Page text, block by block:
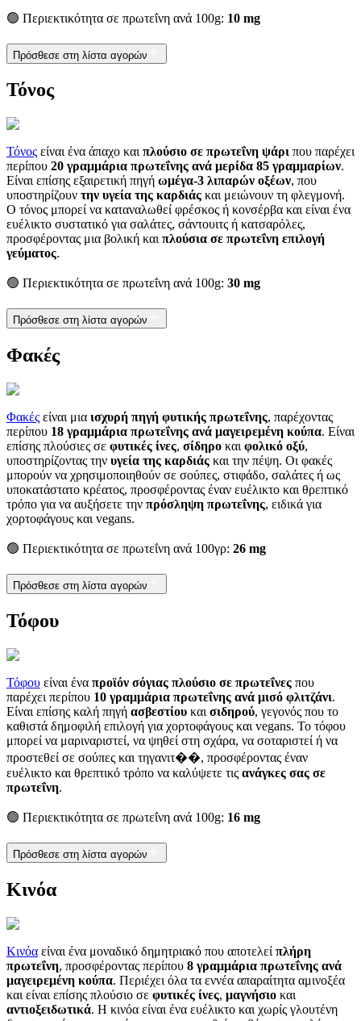
🟢 Περιεκτικότητα σε πρωτεΐνη ανά 100g: 10 mg
Πρόσθεσε στη λίστα αγορών
Τόνος
Τόνος είναι ένα άπαχο και πλούσιο σε πρωτεΐνη ψάρι που παρέχει
περίπου 20 γραμμάρια πρωτεΐνης ανά μερίδα 85 γραμμαρίων.
Είναι επίσης εξαιρετική πηγή ωμέγα-3 λιπαρών οξέων, που
υποστηρίζουν την υγεία της καρδιάς και μειώνουν τη φλεγμονή.
Ο τόνος μπορεί να καταναλωθεί φρέσκος ή κονσέρβα και είναι ένα
ευέλικτο συστατικό για σαλάτες, σάντουιτς ή κατσαρόλες,
προσφέροντας μια βολική και πλούσια σε πρωτεΐνη επιλογή
γεύματος.
🟢 Περιεκτικότητα σε πρωτεΐνη ανά 100g: 30 mg
Πρόσθεσε στη λίστα αγορών
Φακές
Φακές είναι μια ισχυρή πηγή φυτικής πρωτεΐνης, παρέχοντας
περίπου 18 γραμμάρια πρωτεΐνης ανά μαγειρεμένη κούπα. Είναι
επίσης πλούσιες σε φυτικές ίνες, σίδηρο και φολικό οξύ,
υποστηρίζοντας την υγεία της καρδιάς και την πέψη. Οι φακές
μπορούν να χρησιμοποιηθούν σε σούπες, στιφάδο, σαλάτες ή ως
υποκατάστατο κρέατος, προσφέροντας έναν ευέλικτο και θρεπτικό
τρόπο για να αυξήσετε την πρόσληψη πρωτεΐνης, ειδικά για
χορτοφάγους και vegans.
🟢 Περιεκτικότητα σε πρωτεΐνη ανά 100γρ: 26 mg
Πρόσθεσε στη λίστα αγορών
Τόφου
Τόφου είναι ένα προϊόν σόγιας πλούσιο σε πρωτεΐνες που
παρέχει περίπου 10 γραμμάρια πρωτεΐνης ανά μισό φλιτζάνι.
Είναι επίσης καλή πηγή ασβεστίου και σιδηρού, γεγονός που το
καθιστά δημοφιλή επιλογή για χορτοφάγους και vegans. Το τόφου
μπορεί να μαριναριστεί, να ψηθεί στη σχάρα, να σοταριστεί ή να
προστεθεί σε σούπες και τηγανιτ��, προσφέροντας έναν
ευέλικτο και θρεπτικό τρόπο να καλύψετε τις ανάγκες σας σε
πρωτεΐνη.
🟢 Περιεκτικότητα σε πρωτεΐνη ανά 100g: 16 mg
Πρόσθεσε στη λίστα αγορών
Κινόα
Κινόα είναι ένα μοναδικό δημητριακό που αποτελεί πλήρη
πρωτεΐνη, προσφέροντας περίπου 8 γραμμάρια πρωτεΐνης ανά
μαγειρεμένη κούπα. Περιέχει όλα τα εννέα απαραίτητα αμινοξέα
και είναι επίσης πλούσιο σε φυτικές ίνες, μαγνήσιο και
αντιοξειδωτικά. Η κινόα είναι ένα ευέλικτο και χωρίς γλουτένη